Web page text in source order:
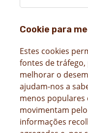
Cookie para
Estes cookies
fontes de
melhorar o
ajudam-nos a
menos populares
movimentam
informações